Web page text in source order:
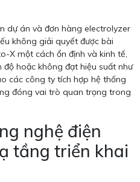
dự án và đơn hàng electrolyzer
không giải quyết được bài
X một cách ổn định và kinh tế,
hoặc không đạt hiệu suất như
các công ty tích hợp hệ thống
đóng vai trò quan trọng trong
nghệ điện
tầng triển khai